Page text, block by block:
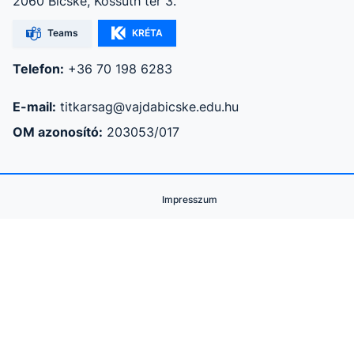
Teams KRÉTA
Telefon: +36 70 198 6283
E-mail: titkarsag@vajdabicske.edu.hu
OM azonosító: 203053/017
Impresszum